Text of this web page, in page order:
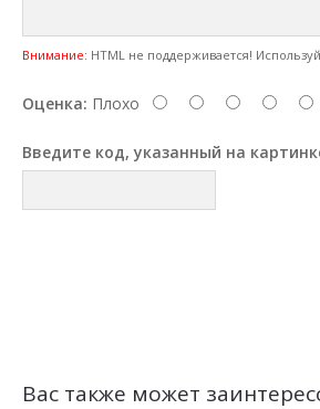
Внимание: HTML не поддерживается!
Оценка: Плохо
Введите код, указанный на
Вас также может